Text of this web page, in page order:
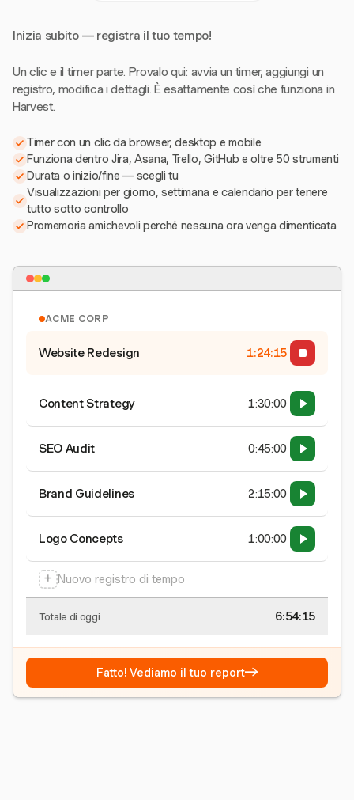
Inizia subito — registra il tuo tempo!
Un clic e il timer parte. Provalo qui: avvia un timer, aggiungi un
registro, modifica i dettagli. È esattamente così che funziona in
Harvest.
Timer con un clic da browser, desktop e mobile
Funziona dentro Jira, Asana, Trello, GitHub e oltre 50 strumenti
Durata o inizio/fine — scegli tu
Visualizzazioni per giorno, settimana e calendario per tenere
tutto sotto controllo
Promemoria amichevoli perché nessuna ora venga dimenticata
ACME CORP
Website Redesign 1:24:15
Content Strategy 1:30:00
SEO Audit 0:45:00
Brand Guidelines 2:15:00
Logo Concepts 1:00:00
+ Nuovo registro di tempo
Totale di oggi 6:54:15
Fatto! Vediamo il tuo report→